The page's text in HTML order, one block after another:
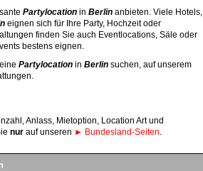
Partylocation in Berlin anbieten. Viele Hotels,
eignen sich für Ihre Party, Hochzeit oder
finden Sie auch Eventlocations, Säle oder
bestens eignen.
Partylocation in Berlin suchen, auf unserem
Anlass, Mietoption, Location Art und
nur auf unseren ► Bundesland-Seiten.